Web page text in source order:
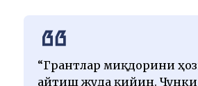
“Грантлар миқдорини
айтиш жуда қийин. Чунки